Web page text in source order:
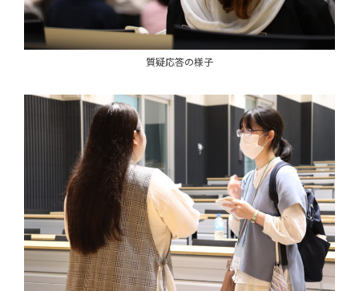
質疑応答の様子